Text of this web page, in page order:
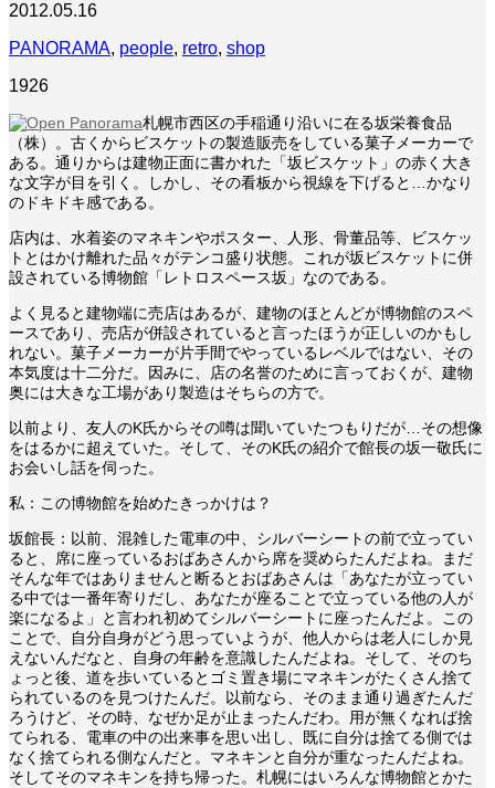
2012.05.16
PANORAMA, people, retro, shop
1926
札幌市西区の手稲通り沿いに在る坂栄養食品
（株）。古くからビスケットの製造販売をしている菓子メーカーで
ある。通りからは建物正面に書かれた「坂ビスケット」の赤く大き
な文字が目を引く。しかし、その看板から視線を下げると…かなり
のドキドキ感である。
店内は、水着姿のマネキンやポスター、人形、骨董品等、ビスケッ
トとはかけ離れた品々がテンコ盛り状態。これが坂ビスケットに併
設されている博物館「レトロスペース坂」なのである。
よく見ると建物端に売店はあるが、建物のほとんどが博物館のスペ
ースであり、売店が併設されていると言ったほうが正しいのかもし
れない。菓子メーカーが片手間でやっているレベルではない、その
本気度は十二分だ。因みに、店の名誉のために言っておくが、建物
奥には大きな工場があり製造はそちらの方で。
以前より、友人のK氏からその噂は聞いていたつもりだが…その想像
をはるかに超えていた。そして、そのK氏の紹介で館長の坂一敬氏に
お会いし話を伺った。
私：この博物館を始めたきっかけは？
坂館長：以前、混雑した電車の中、シルバーシートの前で立ってい
ると、席に座っているおばあさんから席を奨めらたんだよね。まだ
そんな年ではありませんと断るとおばあさんは「あなたが立ってい
る中では一番年寄りだし、あなたが座ることで立っている他の人が
楽になるよ」と言われ初めてシルバーシートに座ったんだよ。この
ことで、自分自身がどう思っていようが、他人からは老人にしか見
えないんだなと、自身の年齢を意識したんだよね。そして、そのち
ょっと後、道を歩いているとゴミ置き場にマネキンがたくさん捨て
られているのを見つけたんだ。以前なら、そのまま通り過ぎたんだ
ろうけど、その時、なぜか足が止まったんだわ。用が無くなれば捨
てられる、電車の中の出来事を思い出し、既に自分は捨てる側では
なく捨てられる側なんだと。マネキンと自分が重なったんだよね。
そしてそのマネキンを持ち帰った。札幌にはいろんな博物館とかた